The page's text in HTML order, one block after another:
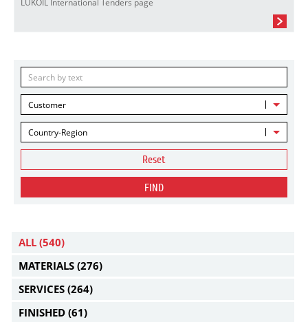
LUKOIL International Tenders page
Customer
Country-Region
Reset
FIND
ALL (540)
MATERIALS (276)
SERVICES (264)
FINISHED (61)